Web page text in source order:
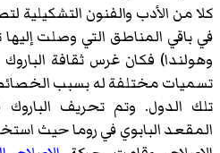
كلا من الأدب والفنون التشكيلية
في باقي المناطق التي وصلت إليها
وهولندا) فكان غرس ثقافة
تسميات مختلفة له بسبب
تلك الدول. وتم تحريف
المقعد البابوي في روما حيث